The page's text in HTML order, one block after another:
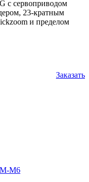
с сервоприводом
23-кратным
и пределом
Заказать
M6